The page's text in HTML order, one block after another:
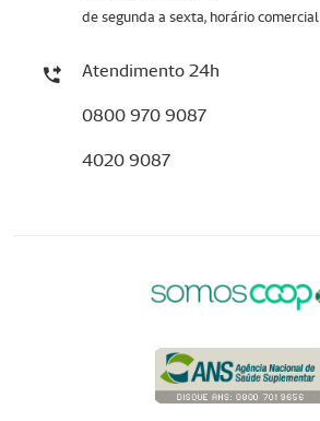
de segunda a sexta, horário comercial
Atendimento 24h
0800 970 9087
4020 9087